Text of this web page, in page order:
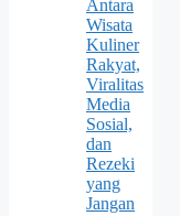
Antara
Wisata
Kuliner
Rakyat,
Viralitas
Media
Sosial,
dan
Rezeki
yang
Jangan